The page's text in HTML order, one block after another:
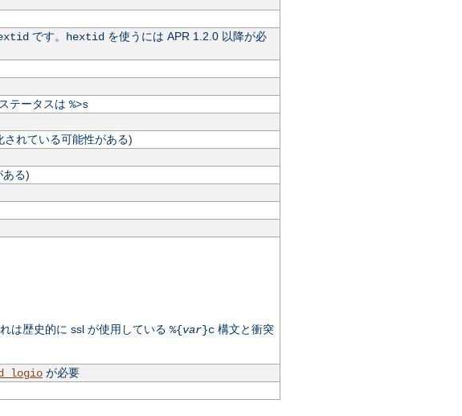
です。 hextidを使うには APR 1.2.0 以降が必
テータスは %>s
れている可能性がある)
ある)
は歴史的に ssl が使用している %{var}c構文と衝突
が必要